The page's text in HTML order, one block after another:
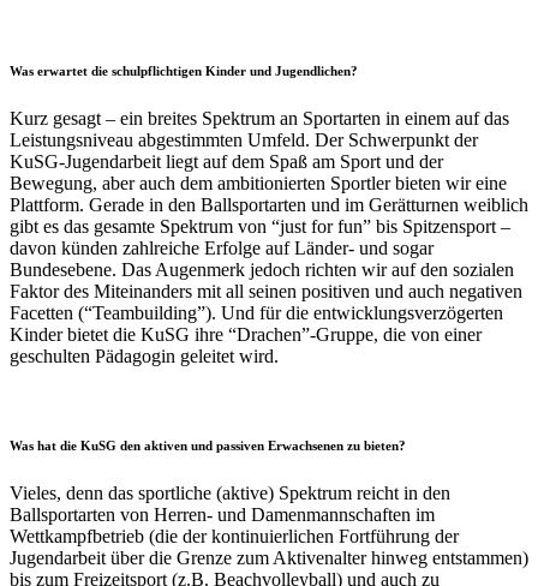
Was erwartet die schulpflichtigen Kinder und Jugendlichen?
Kurz gesagt – ein breites Spektrum an Sportarten in einem auf das
Leistungsniveau abgestimmten Umfeld. Der Schwerpunkt der
KuSG-Jugendarbeit liegt auf dem Spaß am Sport und der
Bewegung, aber auch dem ambitionierten Sportler bieten wir eine
Plattform. Gerade in den Ballsportarten und im Gerätturnen weiblich
gibt es das gesamte Spektrum von “just for fun” bis Spitzensport –
davon künden zahlreiche Erfolge auf Länder- und sogar
Bundesebene. Das Augenmerk jedoch richten wir auf den sozialen
Faktor des Miteinanders mit all seinen positiven und auch negativen
Facetten (“Teambuilding”). Und für die entwicklungsverzögerten
Kinder bietet die KuSG ihre “Drachen”-Gruppe, die von einer
geschulten Pädagogin geleitet wird.
Was hat die KuSG den aktiven und passiven Erwachsenen zu bieten?
Vieles, denn das sportliche (aktive) Spektrum reicht in den
Ballsportarten von Herren- und Damenmannschaften im
Wettkampfbetrieb (die der kontinuierlichen Fortführung der
Jugendarbeit über die Grenze zum Aktivenalter hinweg entstammen)
bis zum Freizeitsport (z.B. Beachvolleyball) und auch zu